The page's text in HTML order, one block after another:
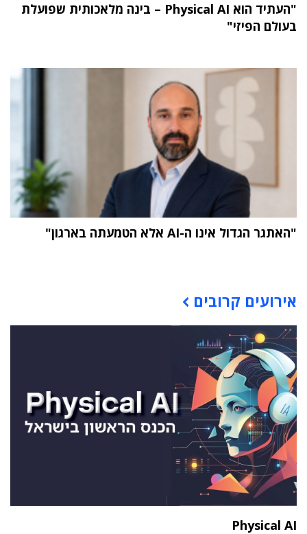
"העתיד הוא Physical AI – בינה מלאכותית שפועלת
בעולם הפיזי"
"האתגר הגדול אינו ה-AI אלא הטמעתה בארגון"
אירועים קרובים
Physical AI